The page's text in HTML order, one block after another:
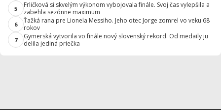
5
Frličková si skvelým výkonom vybojovala finále. Svoj čas vylepšila a
zabehla sezónne maximum
6
Ťažká rana pre Lionela Messiho. Jeho otec Jorge zomrel vo veku 68
rokov
7
Gymerská vytvorila vo finále nový slovenský rekord. Od medaily ju
delila jediná priečka